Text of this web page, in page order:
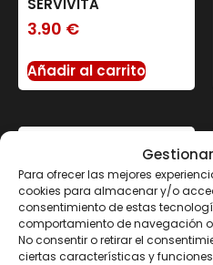
Para ofrecer las mejores
cookies para almacenar y/o
consentimiento de estas
comportamiento de navegación
No consentir o retirar el
ciertas características y
3.90 €
Añadir al carrito